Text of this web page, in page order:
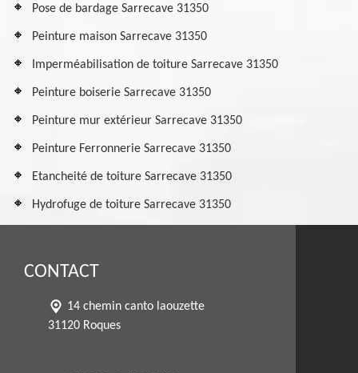
Pose de bardage Sarrecave 31350
Peinture maison Sarrecave 31350
Imperméabilisation de toiture Sarrecave 31350
Peinture boiserie Sarrecave 31350
Peinture mur extérieur Sarrecave 31350
Peinture Ferronnerie Sarrecave 31350
Etancheité de toiture Sarrecave 31350
Hydrofuge de toiture Sarrecave 31350
CONTACT
14 chemin canto laouzette
31120 Roques